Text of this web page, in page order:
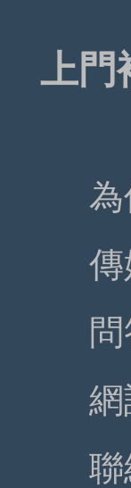
上門
為
傳